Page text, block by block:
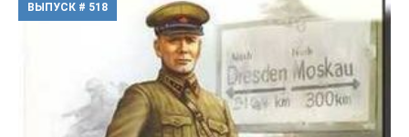
ВЫПУСК # 518